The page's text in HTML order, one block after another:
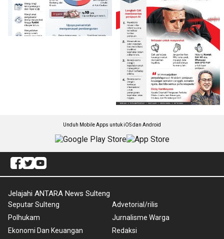
Unduh Mobile Apps untuk iOS dan Android
Jelajahi ANTARA News Sulteng
Seputar Sulteng
Polhukam
Ekonomi Dan Keuangan
Advetorial/rilis
Jurnalisme Warga
Redaksi